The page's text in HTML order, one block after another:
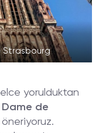
Strasbourg
yorulduktan
de
öneriyoruz.